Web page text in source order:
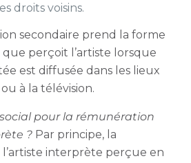
droits voisins.
secondaire prend la forme
perçoit l’artiste lorsque
est diffusée dans les lieux
à la télévision.
pour la rémunération
?Par principe, la
interprète perçue en